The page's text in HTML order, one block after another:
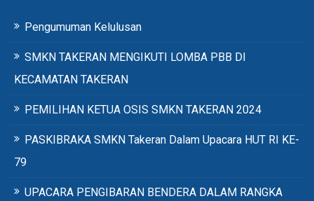
Pengumuman Kelulusan
SMKN TAKERAN MENGIKUTI LOMBA PBB DI
KECAMATAN TAKERAN
PEMILIHAN KETUA OSIS SMKN TAKERAN 2024
PASKIBRAKA SMKN Takeran Dalam Upacara HUT RI KE-
79
UPACARA PENGIBARAN BENDERA DALAM RANGKA